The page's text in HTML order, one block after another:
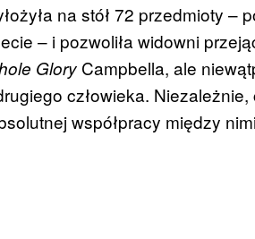
na stół 72 przedmioty –
– i pozwoliła widowni
Glory Campbella, ale
człowieka.
współpracy między